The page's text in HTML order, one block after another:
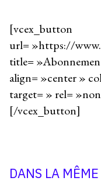
[vcex_button
url= »https://
title=
align= »center »
target= » rel=
[/vcex_button]
DANS LA